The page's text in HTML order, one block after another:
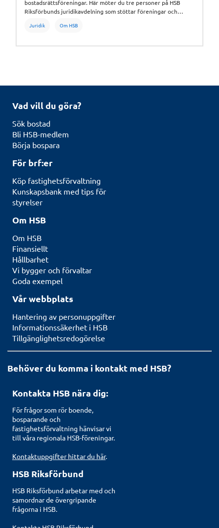
bostadsrättsföreningar. Här möter du tre personer på HSB
Riksförbunds juridikavdelning som stöttar föreningar och
Juridik Om HSB
Vad vill du göra?
Sök bostad
Bli HSB-medlem
Börja bospara
För brf:er
Köp fastighetsförvaltning
Kunskapsbank med tips för
styrelser
Om HSB
Om HSB
Finansiellt
Hållbarhet
Vi bygger och förvaltar
Goda exempel
Vår webbplats
Hantering av personuppgifter
Informationssäkerhet i HSB
Tillgänglighetsredogörelse
Behöver du komma i kontakt med HSB?
Kontakta HSB nära dig:
För frågor som rör boende,
bosparande och
fastighetsförvaltning hänvisar vi
till våra regionala HSB-föreningar.
Kontaktuppgifter hittar du här.
HSB Riksförbund
HSB Riksförbund arbetar med och
samordnar de övergripande
frågorna i HSB.